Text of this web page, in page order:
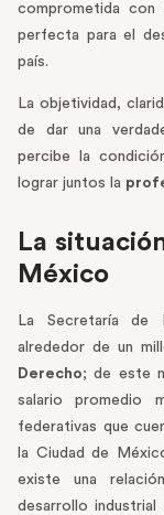
comprometida con
perfecta para el
país.
La objetividad,
de dar una
percibe la
lograr juntos la
La
México
La Secretaría de
alrededor de un
Derecho; de este
salario promedio
federativas que
la Ciudad de
existe una
desarrollo